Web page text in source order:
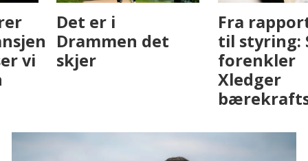
Fenistra endrer
eiendomsbransjen
med AI. Slik ser vi
Det er i
Drammen det